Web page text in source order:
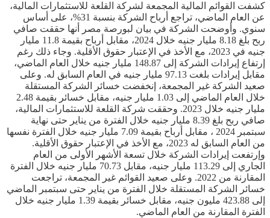
كشفت القوائم المالية المجمعة لشركة القلعة للاستثمارات المالية،
عن العام الماضي، تراجع أرباح الشركة بنسبة 31%، على أساس
سنوي. وأوضحت الشركة في بيان لبورصة مصر أنها حققت صافي
ربح بلغ 8.18 مليار جنيه خلال 2024، مقابل أرباح بقيمة 11.8 مليار
جنيه في 2023، مع الأخذ في الإعتبار حقوق الأقلية. وجاء ذلك رغم
إرتفاع إيرادات الشركة إلى 148.87 مليار جنيه خلال العام الماضي،
مقابل إيرادات بلغت 97.13 مليار جنيه في العام السابق له. وعلى
صعيد الشركة غير المجمعة، إنخفضت خسائر الشركة المستقلة
خلال العام الماضي إلى 1.03 مليار جنيه، مقابل خسائر بقيمة 2.48
مليار جنيه خلال 2023. وحققت شركة القلعة للاستثمارات المالية،
صافي ربح بلغ 8.39 مليار جنيه خلال الفترة من يناير حتى نهاية
سبتمبر 2024 ، مقابل أرباح بقيمة 7.09 مليار جنيه خلال الفترة نفسها
من العام السابق له 2023، مع الأخذ في الإعتبار حقوق الأقلية.
وإرتفعت إيرادات الشركة خلال تسعة الأشهر الأولى من العام
الجاري إلى 113.29 مليار جنيه، مقابل 70.73 مليار جنيه خلال الفترة
المقارنة من 2022. وعلى صعيد القوائم غير المجمعة، تراجعت
خسائر الشركة المستقلة خلال الفترة من يناير حتى سبتمبر الماضي
إلى 423.88 مليون جنيه، مقابل خسائر بقيمة 1.39 مليار جنيه خلال
الفترة المقارنة من العام الماضي.